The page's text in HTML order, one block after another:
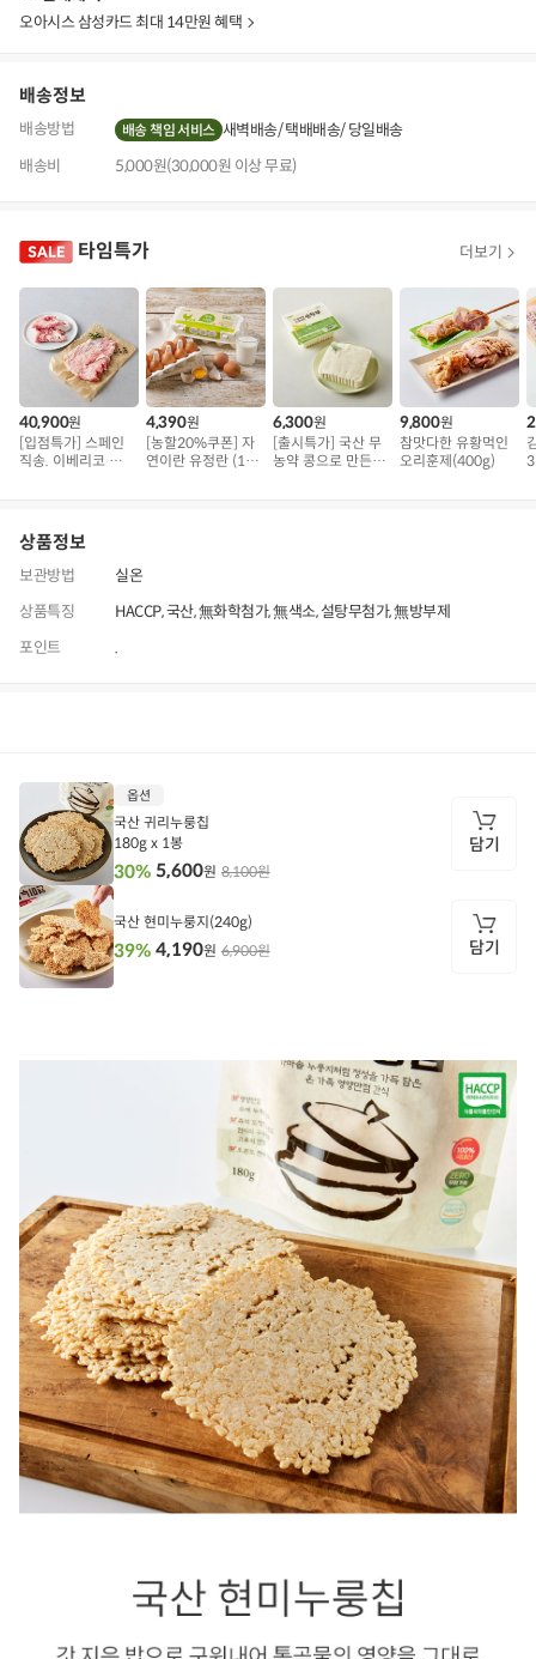
보
오아시스 삼성카드 최대 14만원 혜택
배송정보
배송방법 배송 책임 서비스 새벽배송 택배배송 당일배송
배송비
5,000원(30,000원 이상 무료)
타임특가 더보기
40,900원
[입점특가] 스페인
직송. 이베리코 삼
4,390원
[농할20%쿠폰] 자
연이란 유정란 (10
6,300원
[출시특가] 국산 무
농약 콩으로 만든
9,800원
참맛다한 유황먹인
오리훈제(400g)
상품정보
보관방법
실온
상품특징
HACCP, 국산, 無화학첨가, 無색소, 설탕무첨가, 無방부제
포인트
.
상
정
보
담
기
옵션
국산 귀리누룽칩
180g x 1봉
8,100원
30% 5,600원
담기
담
국산 현미누룽지(240g)
6,900원
39% 4,190원 담기